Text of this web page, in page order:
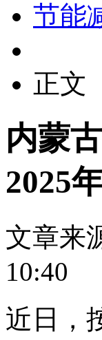
节能
正文
内蒙
2025
文章来
10:40
近日，